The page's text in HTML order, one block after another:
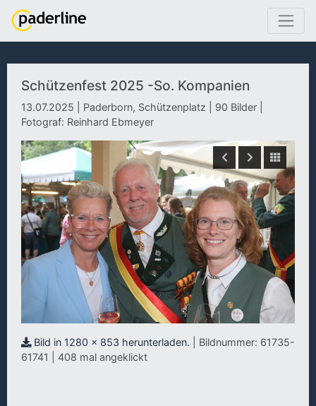
Schützenfest 2025 -So. Kompanien
13.07.2025 | Paderborn, Schützenplatz | 90 Bilder |
Fotograf: Reinhard Ebmeyer
Bild in 1280 x 853 herunterladen.
| Bildnummer: 61735-
61741 | 408 mal angeklickt